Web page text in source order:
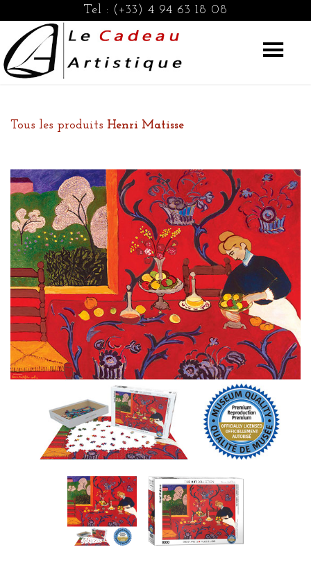
Tel : (+33) 4 94 63 18 08
Tous les produits Henri Matisse